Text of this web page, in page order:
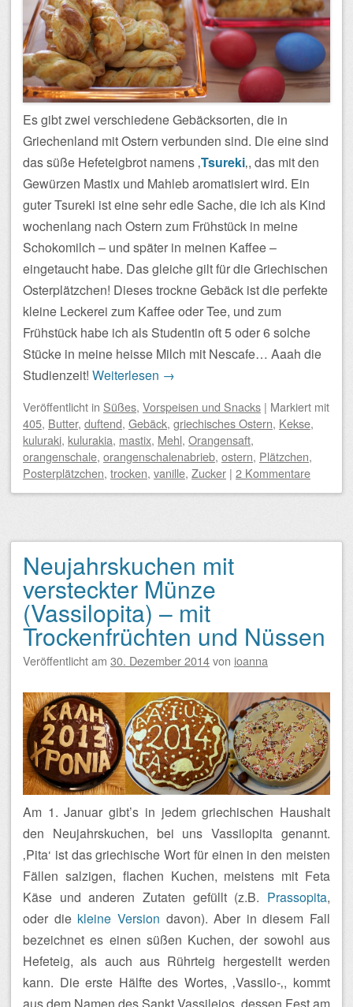
Es gibt zwei verschiedene Gebäcksorten, die in
Griechenland mit Ostern verbunden sind. Die eine sind
das süße Hefeteigbrot namens ‚Tsureki‚, das mit den
Gewürzen Mastix und Mahleb aromatisiert wird. Ein
guter Tsureki ist eine sehr edle Sache, die ich als Kind
wochenlang nach Ostern zum Frühstück in meine
Schokomilch – und später in meinen Kaffee –
eingetaucht habe. Das gleiche gilt für die Griechischen
Osterplätzchen! Dieses trockne Gebäck ist die perfekte
kleine Leckerei zum Kaffee oder Tee, und zum
Frühstück habe ich als Studentin oft 5 oder 6 solche
Stücke in meine heisse Milch mit Nescafe… Aaah die
Studienzeit! Weiterlesen →
Veröffentlicht in Süßes, Vorspeisen und Snacks | Markiert mit
405, Butter, duftend, Gebäck, griechisches Ostern, Kekse,
kuluraki, kulurakia, mastix, Mehl, Orangensaft,
orangenschale, orangenschalenabrieb, ostern, Plätzchen,
Posterplätzchen, trocken, vanille, Zucker | 2 Kommentare
Neujahrskuchen mit
versteckter Münze
(Vassilopita) – mit
Trockenfrüchten und Nüssen
Veröffentlicht am 30. Dezember 2014von ioanna
Am 1. Januar gibt’s in jedem griechischen Haushalt
den Neujahrskuchen, bei uns Vassilopita genannt.
‚Pita‘ ist das griechische Wort für einen in den meisten
Fällen salzigen, flachen Kuchen, meistens mit Feta
Käse und anderen Zutaten gefüllt (z.B. Prassopita,
oder die kleine Version davon). Aber in diesem Fall
bezeichnet es einen süßen Kuchen, der sowohl aus
Hefeteig, als auch aus Rührteig hergestellt werden
kann. Die erste Hälfte des Wortes, ‚Vassilo-‚, kommt